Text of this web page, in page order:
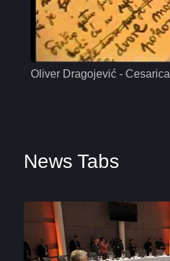
Oliver Dragojević - Cesarica
News Tabs